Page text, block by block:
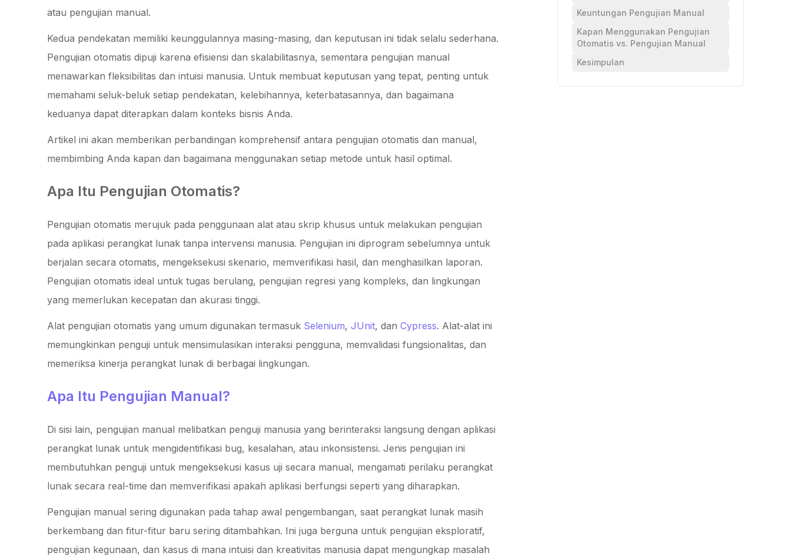
atau pengujian manual.
Kedua pendekatan memiliki keunggulannya masing-masing, dan keputusan ini tidak selalu sederhana.
Pengujian otomatis dipuji karena efisiensi dan skalabilitasnya, sementara pengujian manual
menawarkan fleksibilitas dan intuisi manusia. Untuk membuat keputusan yang tepat, penting untuk
memahami seluk-beluk setiap pendekatan, kelebihannya, keterbatasannya, dan bagaimana
keduanya dapat diterapkan dalam konteks bisnis Anda.
Artikel ini akan memberikan perbandingan komprehensif antara pengujian otomatis dan manual,
membimbing Anda kapan dan bagaimana menggunakan setiap metode untuk hasil optimal.
Apa Itu Pengujian Otomatis?
Pengujian otomatis merujuk pada penggunaan alat atau skrip khusus untuk melakukan pengujian
pada aplikasi perangkat lunak tanpa intervensi manusia. Pengujian ini diprogram sebelumnya untuk
berjalan secara otomatis, mengeksekusi skenario, memverifikasi hasil, dan menghasilkan laporan.
Pengujian otomatis ideal untuk tugas berulang, pengujian regresi yang kompleks, dan lingkungan
yang memerlukan kecepatan dan akurasi tinggi.
Alat pengujian otomatis yang umum digunakan termasuk Selenium, JUnit, dan Cypress. Alat-alat ini
memungkinkan penguji untuk mensimulasikan interaksi pengguna, memvalidasi fungsionalitas, dan
memeriksa kinerja perangkat lunak di berbagai lingkungan.
Apa Itu Pengujian Manual?
Di sisi lain, pengujian manual melibatkan penguji manusia yang berinteraksi langsung dengan aplikasi
perangkat lunak untuk mengidentifikasi bug, kesalahan, atau inkonsistensi. Jenis pengujian ini
membutuhkan penguji untuk mengeksekusi kasus uji secara manual, mengamati perilaku perangkat
lunak secara real-time dan memverifikasi apakah aplikasi berfungsi seperti yang diharapkan.
Pengujian manual sering digunakan pada tahap awal pengembangan, saat perangkat lunak masih
berkembang dan fitur-fitur baru sering ditambahkan. Ini juga berguna untuk pengujian eksploratif,
pengujian kegunaan, dan kasus di mana intuisi dan kreativitas manusia dapat mengungkap masalah
Keuntungan Pengujian Manual
Kapan Menggunakan Pengujian
Otomatis vs. Pengujian Manual
Kesimpulan